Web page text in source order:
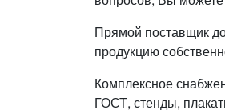
Прямой поставщик
продукцию
Комплексное
ГОСТ, стенды,